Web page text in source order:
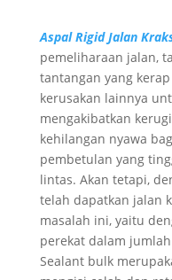
Aspal Rigid Jalan
pemeliharaan jalan,
tantangan yang
kerusakan lainnya
mengakibatkan
kehilangan nyawa
pembetulan yang
lintas. Akan tetapi,
telah dapatkan jalan
masalah ini, yaitu
perekat dalam
Sealant bulk